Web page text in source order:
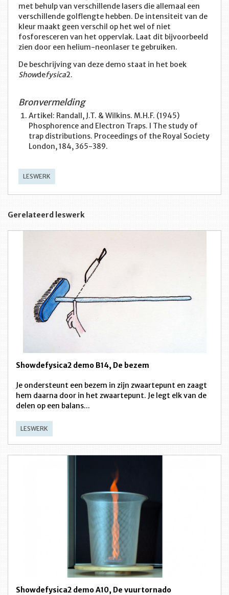
met behulp van verschillende lasers die allemaal een
verschillende golflengte hebben. De intensiteit van de
kleur maakt geen verschil op het wel of niet
fosforesceren van het oppervlak. Laat dit bijvoorbeeld
zien door een helium-neonlaser te gebruiken.
De beschrijving van deze demo staat in het boek
Showdefysica2.
Bronvermelding
Artikel: Randall, J.T. & Wilkins. M.H.F. (1945)
Phosphorence and Electron Traps. I The study of
trap distributions. Proceedings of the Royal Society
London, 184, 365-389.
LESWERK
Gerelateerd leswerk
Showdefysica2 demo B14, De bezem
Je ondersteunt een bezem in zijn zwaartepunt en zaagt
hem daarna door in het zwaartepunt. Je legt elk van de
delen op een balans...
LESWERK
Showdefysica2 demo A10, De vuurtornado